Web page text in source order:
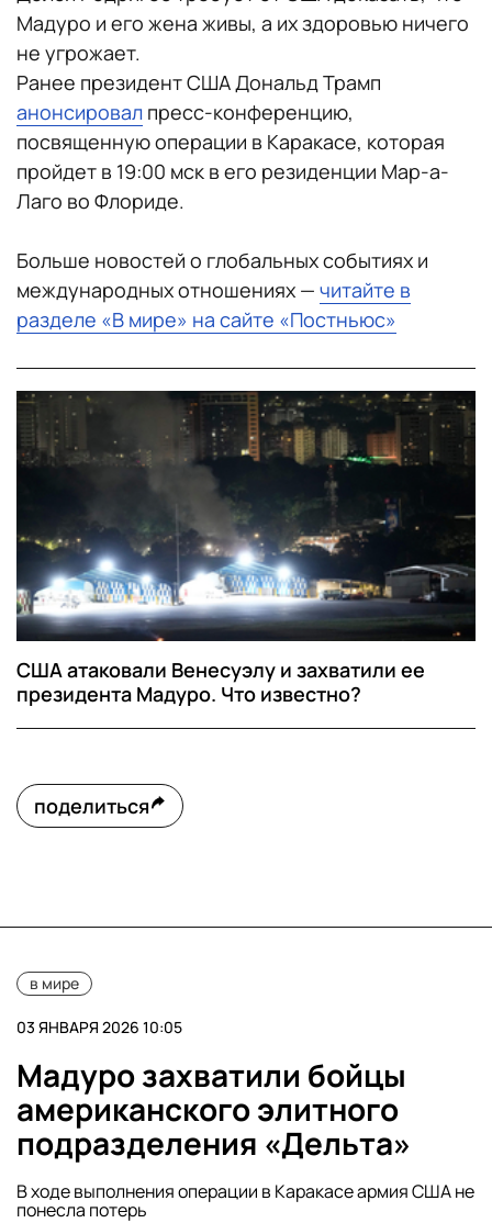
Мадуро и его жена живы, а их здоровью ничего
не угрожает.
Ранее президент США Дональд Трамп
анонсировал пресс-конференцию,
посвященную операции в Каракасе, которая
пройдет в 19:00 мск в его резиденции Мар-а-
Лаго во Флориде.
Больше новостей о глобальных событиях и
международных отношениях — читайте в
разделе «В мире» на сайте «Постньюс»
США атаковали Венесуэлу и захватили ее
президента Мадуро. Что известно?
поделиться
в мире
03 ЯНВАРЯ 2026 10:05
Мадуро захватили бойцы
американского элитного
подразделения «Дельта»
В ходе выполнения операции в Каракасе армия США не
понесла потерь